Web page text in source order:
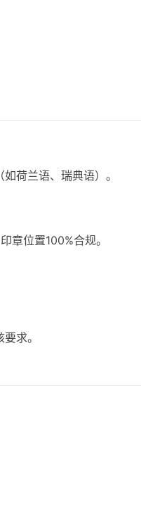
荷兰语、瑞典语）。
位置100%合规。
求。